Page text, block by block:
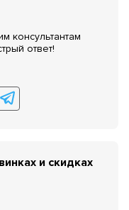
консультантам
ответ!
и скидках